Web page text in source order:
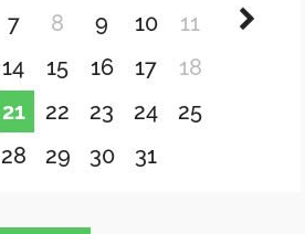
7 8 9 10
11
14 15 16 17
18
21 22 23 24
25
28 29 30 31